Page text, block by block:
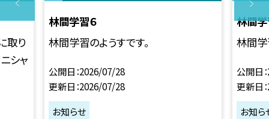
取り
シャ
林間学習６
林間学習のようすです。
公開日 2026/07/28
更新日 2026/07/28
お知らせ
林間学
林間学
公開日
更新日
お知ら